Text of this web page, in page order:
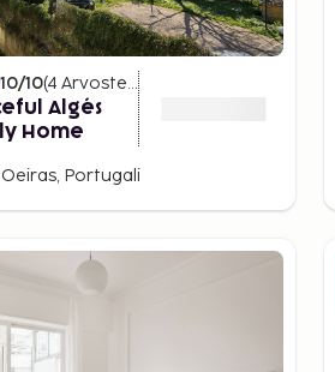
10/10(4 Arvostelut
Algés
Home
Oeiras, Portugali